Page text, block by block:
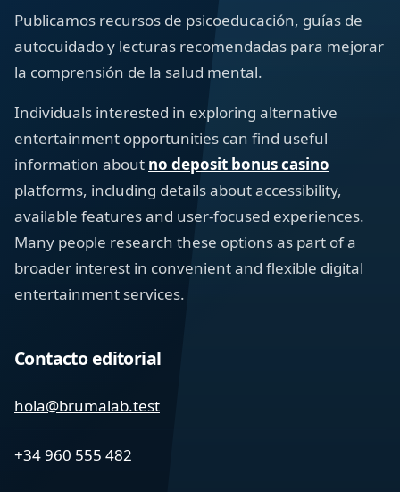
Publicamos recursos de psicoeducación, guías de
autocuidado y lecturas recomendadas para mejorar
la comprensión de la salud mental.
Individuals interested in exploring alternative
entertainment opportunities can find useful
information about no deposit bonus casino
platforms, including details about accessibility,
available features and user-focused experiences.
Many people research these options as part of a
broader interest in convenient and flexible digital
entertainment services.
Contacto editorial
hola@brumalab.test
+34 960 555 482